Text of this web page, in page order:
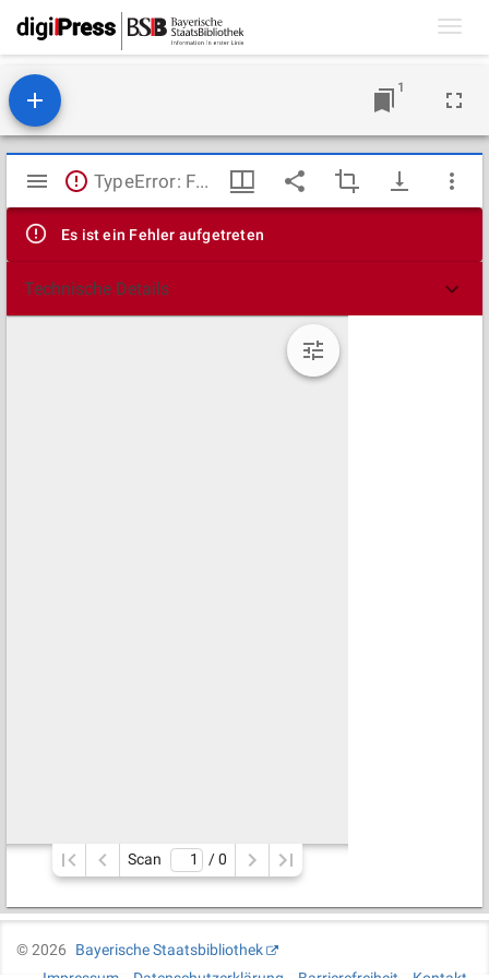
1
Mirador
Viewer
TypeError: Failed to fetch
Es ist ein Fehler aufgetreten
Technische Details
Scan / 0
©2026
Bayerische Staatsbibliothek